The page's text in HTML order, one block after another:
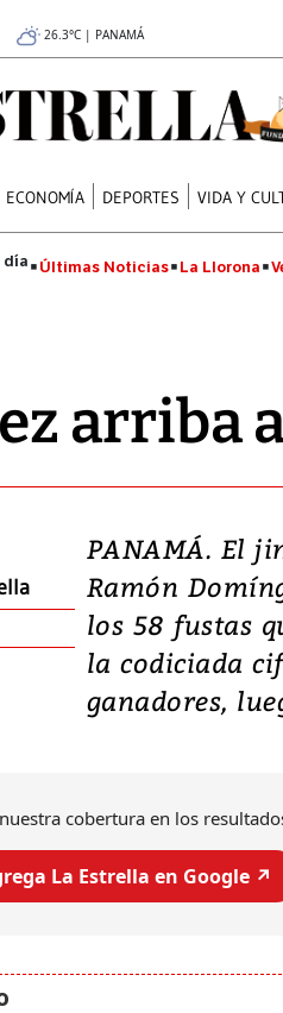
26.3°C | PANAMÁ
ECONOMÍA DEPORTES VIDA Y
Últimas Noticias La Llorona
arriba
PANAMÁ. El
Ramón
los 58 fustas
la codiciada
ganadores,
cobertura en los
La Estrella en Google ↗️
en
Entre